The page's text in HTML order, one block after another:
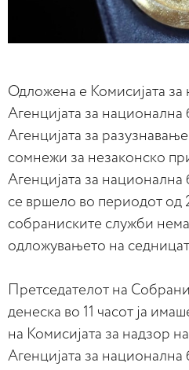
Одложена е Комисијата за
Агенцијата за национална
Агенцијата за
сомнежи за незаконско
Агенцијата за
се вршело во периодот од
собраниските служби
одложувањето на
Претседателот на
денеска во 11 часот ја
на Комисијата за надзор
Агенцијата за национална